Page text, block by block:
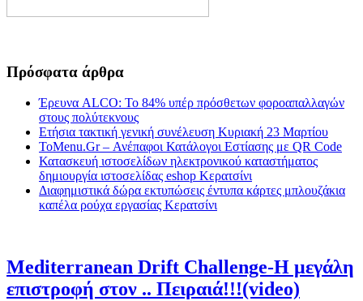
Πρόσφατα άρθρα
Έρευνα ALCO: Το 84% υπέρ πρόσθετων φοροαπαλλαγών
στους πολύτεκνους
Ετήσια τακτική γενική συνέλευση Κυριακή 23 Μαρτίου
ToMenu.Gr – Ανέπαφοι Κατάλογοι Εστίασης με QR Code
Κατασκευή ιστοσελίδων ηλεκτρονικού καταστήματος
δημιουργία ιστοσελίδας eshop Κερατσίνι
Διαφημιστικά δώρα εκτυπώσεις έντυπα κάρτες μπλουζάκια
καπέλα ρούχα εργασίας Κερατσίνι
Mediterranean Drift Challenge-Η μεγάλη
επιστροφή στον .. Πειραιά!!!(video)